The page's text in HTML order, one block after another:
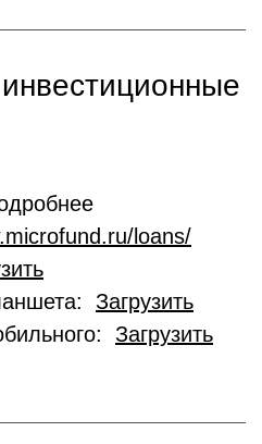
loans/
Загрузить
Загрузить